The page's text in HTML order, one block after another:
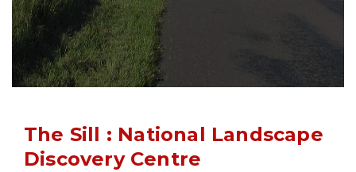
The Sill : National Landscape
Discovery Centre